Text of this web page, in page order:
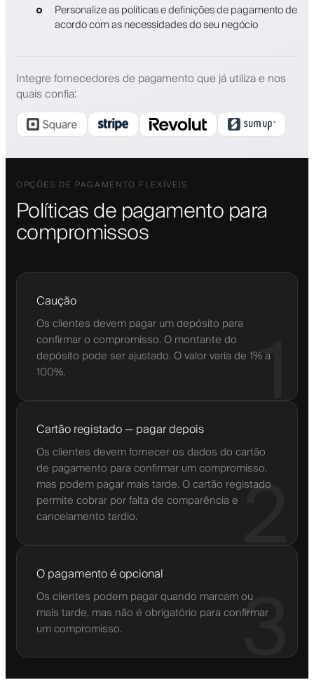
Personalize as políticas e definições de pagamento de
acordo com as necessidades do seu negócio
Integre fornecedores de pagamento que já utiliza e nos
quais confia:
OPÇÕES DE PAGAMENTO FLEXÍVEIS
Políticas de pagamento para
compromissos
1
Caução
Os clientes devem pagar um depósito para
confirmar o compromisso. O montante do
depósito pode ser ajustado. O valor varia de 1% a
100%.
2
Cartão registado — pagar depois
Os clientes devem fornecer os dados do cartão
de pagamento para confirmar um compromisso,
mas podem pagar mais tarde. O cartão registado
permite cobrar por falta de comparência e
cancelamento tardio.
3
O pagamento é opcional
Os clientes podem pagar quando marcam ou
mais tarde, mas não é obrigatório para confirmar
um compromisso.